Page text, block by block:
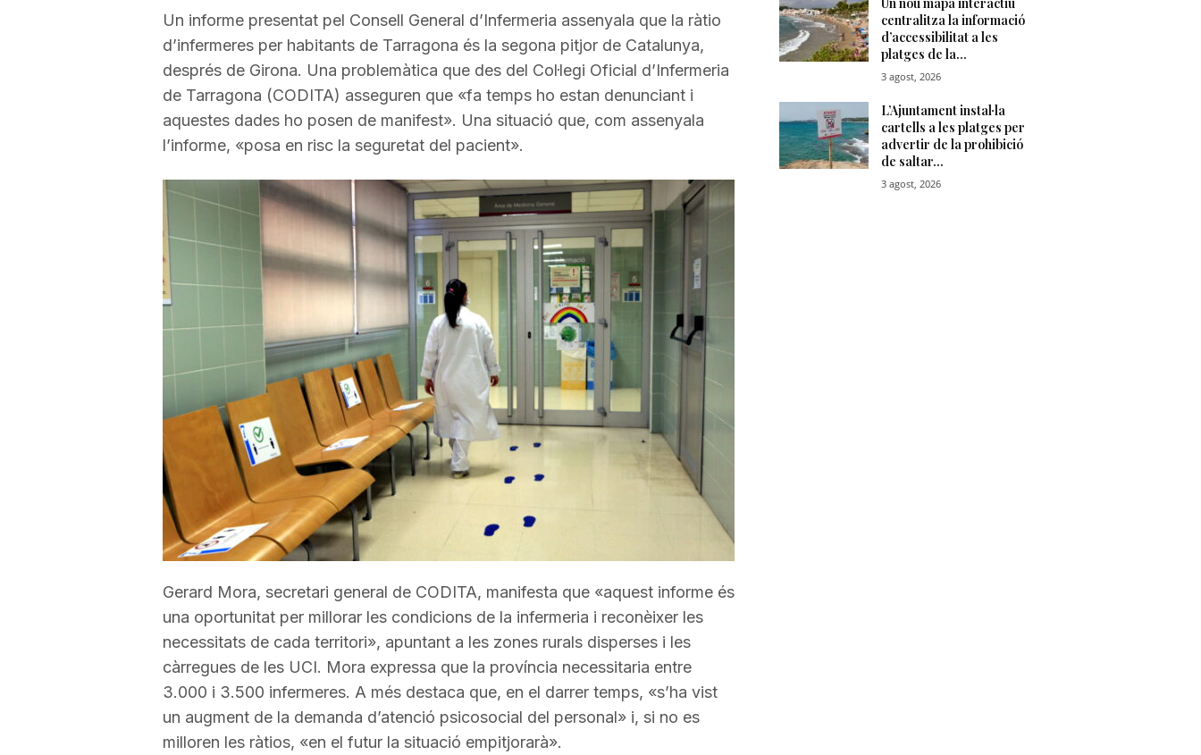
d
e
T
a
g
o
a
les
tecles
de
fletxa
cap
per
a
disminuir
el
volum.
Un informe presentat pel Consell General d’Infermeria assenyala que la ràtio
d’infermeres per habitants de Tarragona és la segona pitjor de Catalunya,
després de Girona. Una problemàtica que des del Col·legi Oficial d’Infermeria
de Tarragona (CODITA) asseguren que «fa temps ho estan denunciant i
aquestes dades ho posen de manifest». Una situació que, com assenyala
l’informe, «posa en risc la seguretat del pacient».
Gerard Mora, secretari general de CODITA, manifesta que «aquest informe és
una oportunitat per millorar les condicions de la infermeria i reconèixer les
necessitats de cada territori», apuntant a les zones rurals disperses i les
càrregues de les UCI. Mora expressa que la província necessitaria entre
3.000 i 3.500 infermeres. A més destaca que, en el darrer temps, «s’ha vist
un augment de la demanda d’atenció psicosocial del personal» i, si no es
milloren les ràtios, «en el futur la situació empitjorarà».